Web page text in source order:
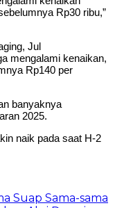
Rp30 ribu,”
Jul
mengalami kenaikan,
Rp140 per
banyaknya
2025.
naik pada saat H-2
Suap Sama-sama